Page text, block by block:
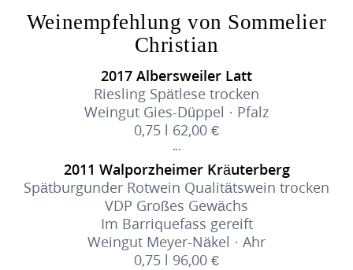
Weinempfehlung von Sommelier
Christian
2017 Albersweiler Latt
Riesling Spätlese trocken
Weingut Gies-Düppel · Pfalz
0,75 l 62,00 €
2011 Walporzheimer Kräuterberg
Spätburgunder Rotwein Qualitätswein trocken
VDP Großes Gewächs
Im Barriquefass gereift
Weingut Meyer-Näkel · Ahr
0,75 l 96,00 €